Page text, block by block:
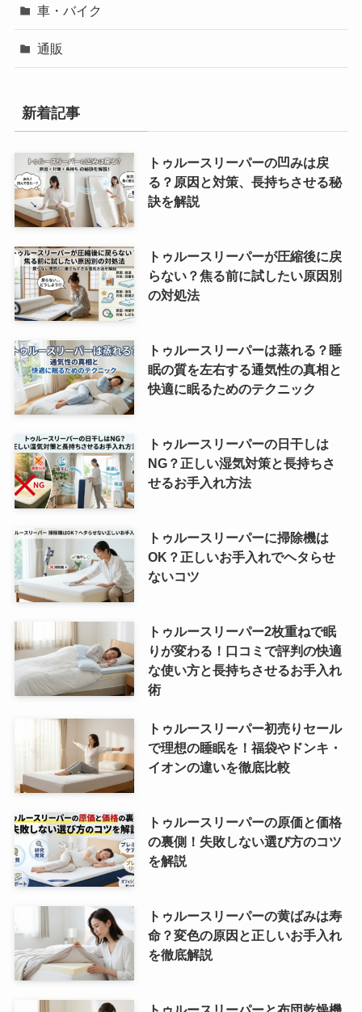
車・バイク
通販
新着記事
トゥルースリーパーの凹みは戻
る？原因と対策、長持ちさせる秘
訣を解説
トゥルースリーパーが圧縮後に戻
らない？焦る前に試したい原因別
の対処法
トゥルースリーパーは蒸れる？睡
眠の質を左右する通気性の真相と
快適に眠るためのテクニック
トゥルースリーパーの日干しは
NG？正しい湿気対策と長持ちさ
せるお手入れ方法
トゥルースリーパーに掃除機は
OK？正しいお手入れでヘタらせ
ないコツ
トゥルースリーパー2枚重ねで眠
りが変わる！口コミで評判の快適
な使い方と長持ちさせるお手入れ
術
トゥルースリーパー初売りセール
で理想の睡眠を！福袋やドンキ・
イオンの違いを徹底比較
トゥルースリーパーの原価と価格
の裏側！失敗しない選び方のコツ
を解説
トゥルースリーパーの黄ばみは寿
命？変色の原因と正しいお手入れ
を徹底解説